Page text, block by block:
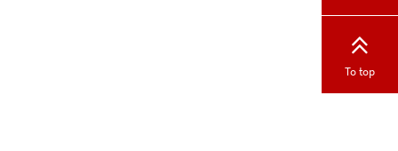
To top